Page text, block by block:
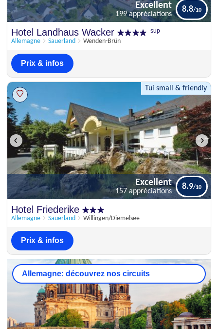
Excellent
199 appréciations
Hotel Landhaus Wacker sup
Allemagne Sauerland Wenden-Brün
Excellent
199 appréciations
8.8
Prix & infos
Tui small & friendly
157 appréciations
Hotel Friederike
Allemagne Sauerland Willingen/Diemelsee
Excellent
157 appréciations
8.9
Prix & infos
Allemagne: découvrez nos circuits